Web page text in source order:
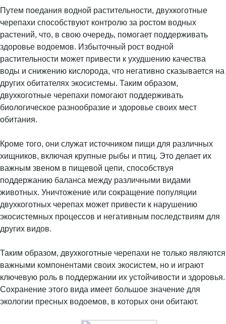
Путем поедания водной растительности, двухкоготные
черепахи способствуют контролю за ростом водных
растений, что, в свою очередь, помогает поддерживать
здоровье водоемов. Избыточный рост водной
растительности может привести к ухудшению качества
воды и снижению кислорода, что негативно сказывается на
других обитателях экосистемы. Таким образом,
двухкоготные черепахи помогают поддерживать
биологическое разнообразие и здоровье своих мест
обитания.
Кроме того, они служат источником пищи для различных
хищников, включая крупные рыбы и птиц. Это делает их
важным звеном в пищевой цепи, способствуя
поддержанию баланса между различными видами
животных. Уничтожение или сокращение популяции
двухкоготных черепах может привести к нарушению
экосистемных процессов и негативным последствиям для
других видов.
Таким образом, двухкоготные черепахи не только являются
важными компонентами своих экосистем, но и играют
ключевую роль в поддержании их устойчивости и здоровья.
Сохранение этого вида имеет большое значение для
экологии пресных водоемов, в которых они обитают.